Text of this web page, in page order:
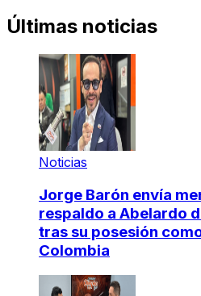
Últimas noticias
Noticias
Jorge Barón envía
respaldo a Abelardo
tras su posesión
Colombia